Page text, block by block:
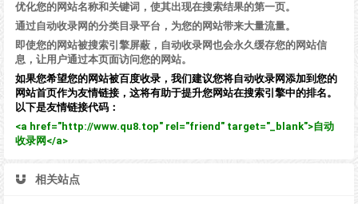
优化您的网站名称和关键词，使其出现在搜索结果的第一页。
通过自动收录网的分类目录平台，为您的网站带来大量流量。
即使您的网站被搜索引擎屏蔽，自动收录网也会永久缓存您的网站信
息，让用户通过本页面访问您的网站。
如果您希望您的网站被百度收录，我们建议您将自动收录网添加到您的
网站首页作为友情链接，这将有助于提升您网站在搜索引擎中的排名。
以下是友情链接代码：
<a href="http://www.qu8.top" rel="friend" target="_blank">自动
收录网</a>
相关站点